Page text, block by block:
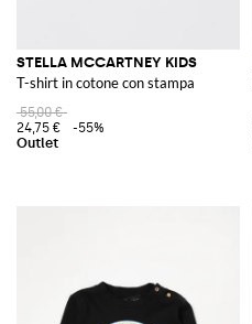
STELLA MCCARTNEY KIDS
T-shirt in cotone con stampa
55,00 €
24,75 €
-55%